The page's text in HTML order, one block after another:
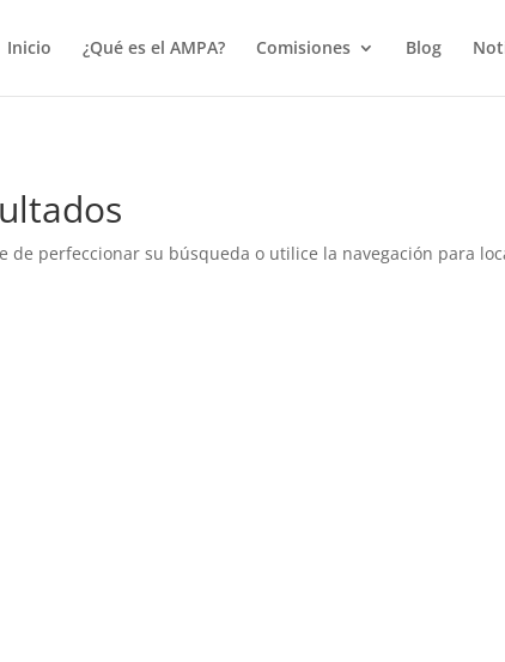
Inicio
¿Qué es el AMPA? Comisiones Blog
de perfeccionar su búsqueda o utilice la navegación para